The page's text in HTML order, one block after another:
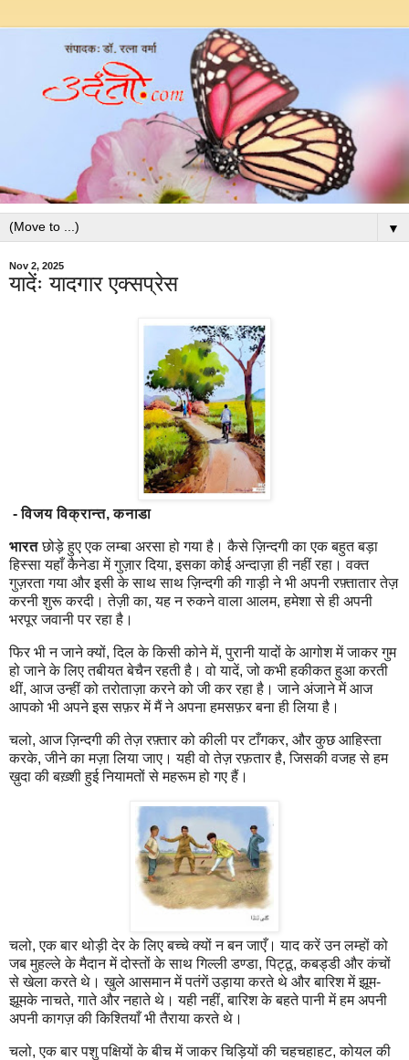
▼
Nov 2, 2025
यादेंः यादगार एक्सप्रेस
- विजय विक्रान्त, कनाडा
भारतछोड़े हुए एक लम्बा अरसा हो गया है। कैसे ज़िन्दगी का एक बहुत बड़ा
हिस्सा यहाँ कैनेडा में गुज़ार दिया, इसका कोई अन्दाज़ा ही नहीं रहा। वक्त
गुज़रता गया और इसी के साथ साथ ज़िन्दगी की गाड़ी ने भी अपनी रफ़्तातार तेज़
करनी शुरू करदी। तेज़ी का, यह न रुकने वाला आलम, हमेशा से ही अपनी
भरपूर जवानी पर रहा है।
फिर भी न जाने क्यों, दिल के किसी कोने में, पुरानी यादों के आगोश में जाकर गुम
हो जाने के लिए तबीयत बेचैन रहती है। वो यादें, जो कभी हकीकत हुआ करती
थीं, आज उन्हीं को तरोताज़ा करने को जी कर रहा है। जाने अंजाने में आज
आपको भी अपने इस सफ़र में मैं ने अपना हमसफ़र बना ही लिया है।
चलो, आज ज़िन्दगी की तेज़ रफ़्तार को कीली पर टाँगकर, और कुछ आहिस्ता
करके, जीने का मज़ा लिया जाए। यही वो तेज़ रफ़तार है, जिसकी वजह से हम
ख़ुदा की बख़्शी हुई नियामतों से महरूम हो गए हैं।
चलो, एक बार थोड़ी देर के लिए बच्चे क्यों न बन जाएँ। याद करें उन लम्हों को
जब मुहल्ले के मैदान में दोस्तों के साथ गिल्ली डण्डा, पिट्ठू, कबड्डी और कंचों
से खेला करते थे। खुले आसमान में पतंगें उड़ाया करते थे और बारिश में झूम-
झूमके नाचते, गाते और नहाते थे। यही नहीं, बारिश के बहते पानी में हम अपनी
अपनी कागज़ की किश्तियाँ भी तैराया करते थे।
चलो, एक बार पशु पक्षियों के बीच में जाकर चिड़ियों की चहचहाहट, कोयल की